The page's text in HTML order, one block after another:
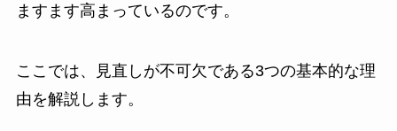
ますます高まっているのです。
ここでは、見直しが不可欠である3つの基本的な理
由を解説します。